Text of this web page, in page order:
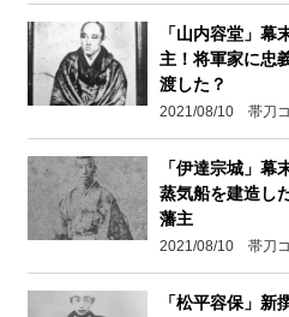
「山内容堂」幕
主！将軍家に忠
渡した？
2021/08/10 帯刀
「伊達宗城」幕
蒸気船を建造し
藩主
2021/08/10 帯刀
「松平容保」新